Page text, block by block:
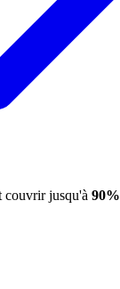
couvrir jusqu'à 90%